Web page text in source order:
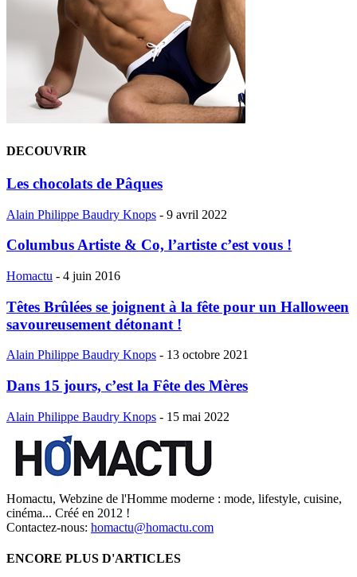
DECOUVRIR
Les chocolats de Pâques
Alain Philippe Baudry Knops - 9 avril 2022
Columbus Artiste & Co, l’artiste c’est vous !
Homactu - 4 juin 2016
Têtes Brûlées se joignent à la fête pour un Halloween
savoureusement détonant !
Alain Philippe Baudry Knops - 13 octobre 2021
Dans 15 jours, c’est la Fête des Mères
Alain Philippe Baudry Knops - 15 mai 2022
Homactu, Webzine de l'Homme moderne : mode, lifestyle, cuisine,
cinéma... Créé en 2012 !
Contactez-nous: homactu@homactu.com
ENCORE PLUS D'ARTICLES